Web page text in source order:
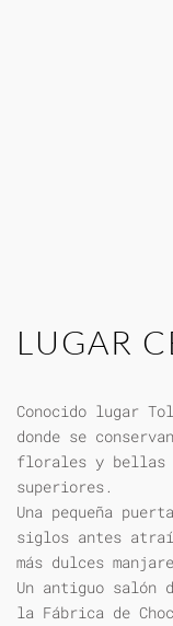
LUGAR
Conocido lugar
donde se
florales y bellas
superiores.
Una pequeña
siglos antes
más dulces
Un antiguo salón
la Fábrica de